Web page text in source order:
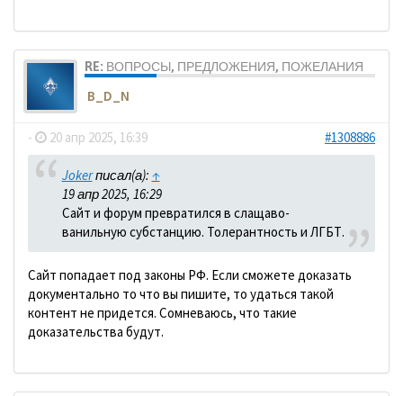
RE: ВОПРОСЫ, ПРЕДЛОЖЕНИЯ, ПОЖЕЛАНИЯ
B_D_N
- 20 апр 2025, 16:39 #1308886
Jokerписал(а): ↑
19 апр 2025, 16:29
Сайт и форум превратился в слащаво-
ванильную субстанцию. Толерантность и ЛГБТ.
Сайт попадает под законы РФ. Если сможете доказать
документально то что вы пишите, то удаться такой
контент не придется. Сомневаюсь, что такие
доказательства будут.